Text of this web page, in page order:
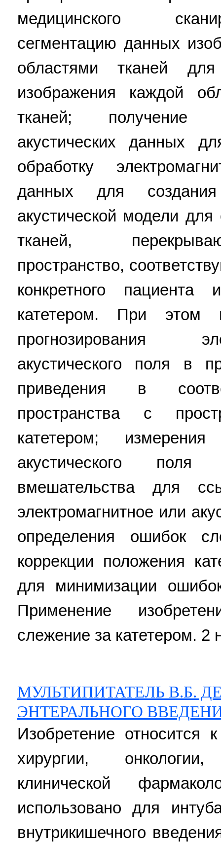
медицинского
сегментацию данных
областями тканей для
изображения каждой
тканей; получение
акустических данных
обработку
данных для создания
акустической модели
тканей,
пространство,
конкретного
катетером. При этом
прогнозирования
акустического поля в
приведения в
пространства с
катетером; измерения
акустического
вмешательства для
электромагнитное или
определения ошибок
коррекции положения
для минимизации
Применение
слежение за катетером.
МУЛЬТИПИТАТЕЛЬ В.Б.
ЭНТЕРАЛЬНОГО
Изобретение относится
хирургии,
клинической
использовано для
внутрикишечного